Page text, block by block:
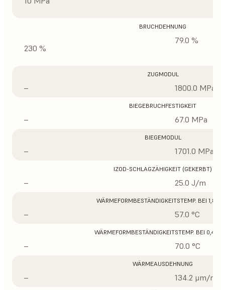
BRUCHDEHNUNG
230 %
79.0 %
ZUGMODUL
– 1800.0 MPa
BIEGEBRUCHFESTIGKEIT
– 67.0 MPa
BIEGEMODUL
– 1701.0 MPa
IZOD-SCHLAGZÄHIGKEIT (GEKERBT)
– 25.0 J/m
WÄRMEFORMBESTÄNDIGKEITSTEMP. BEI 1,8
– 57.0 °C
WÄRMEFORMBESTÄNDIGKEITSTEMP. BEI 0,45
– 70.0 °C
WÄRMEAUSDEHNUNG
– 134.2 μm/m/